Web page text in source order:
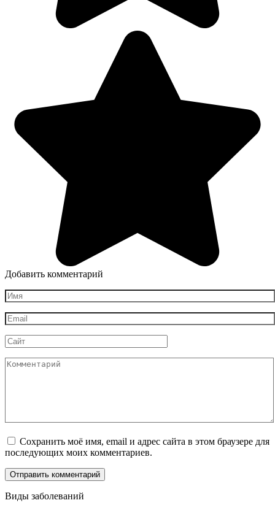
Добавить комментарий
Имя
*
Email
*
Сайт
Комментарий
Сохранить моё имя, email и адрес сайта в этом браузере для
последующих моих комментариев.
Виды заболеваний